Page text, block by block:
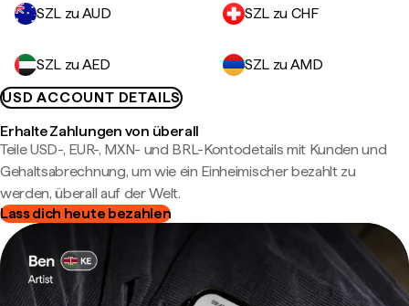
SZL zu AUD SZL zu CHF
SZL zu AED
SZL zu AMD
USD ACCOUNT DETAILS
Erhalte Zahlungen von überall
Teile USD-, EUR-, MXN- und BRL-Kontodetails mit Kunden und
Gehaltsabrechnung, um wie ein Einheimischer bezahlt zu
werden, überall auf der Welt.
Lass dich heute bezahlen